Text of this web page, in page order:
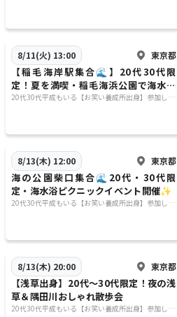
8/11(火) 13:00 東京都
【稲毛海岸駅集合🌊】20代30代限
定！夏を満喫・稲毛海浜公園で海水浴
ピクニック✨
20代30代平成もいる【お笑い養成所出身】参加しや
8/13(木) 12:00 東京都
海の公園柴口集合🌊20代・30代限
定・海水浴ピクニックイベント開催✨
20代30代平成もいる【お笑い養成所出身】参加しや
8/13(木) 20:00 東京都
【浅草出身】20代〜30代限定！夜の浅
草＆隅田川おしゃれ散歩会
20代30代平成もいる【お笑い養成所出身】参加しや